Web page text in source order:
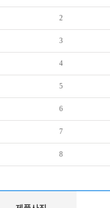
2
3
4
5
6
7
8